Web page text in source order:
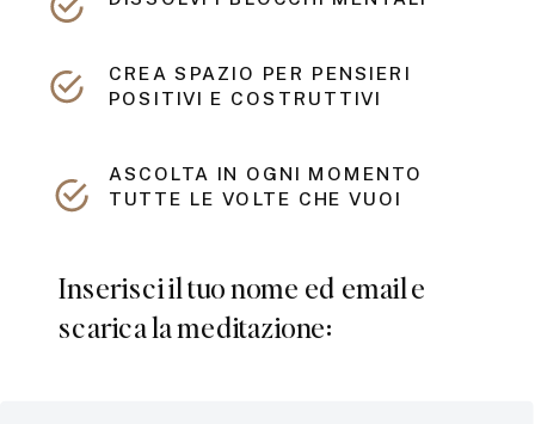
CREA SPAZIO PER PENSIERI
POSITIVI E COSTRUTTIVI
ASCOLTA IN OGNI MOMENTO
TUTTE LE VOLTE CHE VUOI
Inserisci il tuo nome ed email e
scarica la meditazione: